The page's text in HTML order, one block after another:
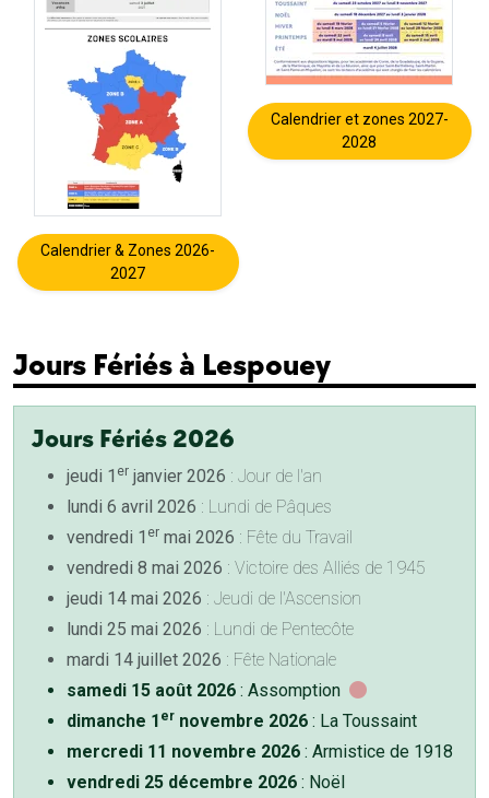
Calendrier & Zones 2026-
2027
Calendrier et zones 2027-
2028
Jours Fériés à Lespouey
Jours Fériés 2026
jeudi 1 er janvier 2026 : Jour de l'an
lundi 6 avril 2026 : Lundi de Pâques
vendredi 1 er mai 2026 : Fête du Travail
vendredi 8 mai 2026 : Victoire des Alliés de 1945
jeudi 14 mai 2026 : Jeudi de l'Ascension
lundi 25 mai 2026 : Lundi de Pentecôte
mardi 14 juillet 2026 : Fête Nationale
samedi 15 août 2026 : Assomption
dimanche 1 er novembre 2026 : La Toussaint
mercredi 11 novembre 2026 : Armistice de 1918
vendredi 25 décembre 2026 : Noël